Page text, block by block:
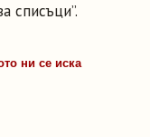
списъци”.
ни се иска